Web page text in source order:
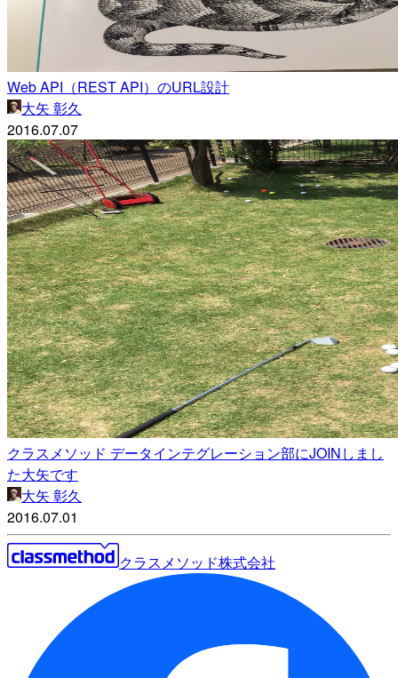
Web API（REST API）のURL設計
大矢 彰久
2016.07.07
クラスメソッド データインテグレーション部にJOINしまし
た大矢です
大矢 彰久
2016.07.01
クラスメソッド株式会社